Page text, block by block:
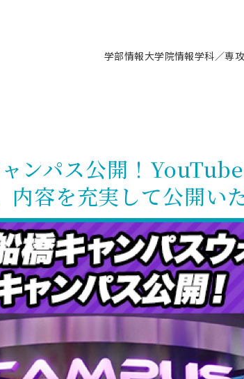
学部情報
）
ミッション・ポ
み
ラム
研究施設
未来博士工房
パワーアップセンター（PUC
大学院情報
大学院の各種支援制度
学科／専
攻 精密機械工学科／専攻
応用情報工学科／情報科学
地理学専攻
（受験上の配慮
式
出願資格・認定
選考方法
入学者納入金
募集要項
過去問題・解答・出題意図
受験上の配慮等について
材料創造研究センター
先端材料科学センター
環境・防災都市共同研究セン
マイクロ機能デバイス研究セ
工作技術センター
交通総合試験路
理工学研究所
研究事務課
学生寮・アパート紹介
日本大学学生生徒等総合保障
奨学金制度
保健室
留学生制度
ー・講座・相談等―
ラム
ラム
教員採用試験対策
資格・検定
キャリアデザインセンタ
ャンパス公開！
容を充実して公開いた